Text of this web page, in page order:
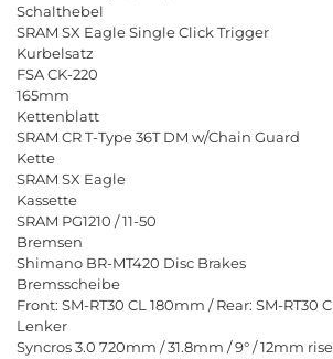
Schalthebel
SRAM SX Eagle Single Click Trigger
Kurbelsatz
FSA CK-220
165mm
Kettenblatt
SRAM CR T-Type 36T DM w/Chain Guard
Kette
SRAM SX Eagle
Kassette
SRAM PG1210 / 11-50
Bremsen
Shimano BR-MT420 Disc Brakes
Bremsscheibe
Front: SM-RT30 CL 180mm / Rear: SM-RT30
Lenker
Syncros 3.0 720mm / 31.8mm / 9° / 12mm rise